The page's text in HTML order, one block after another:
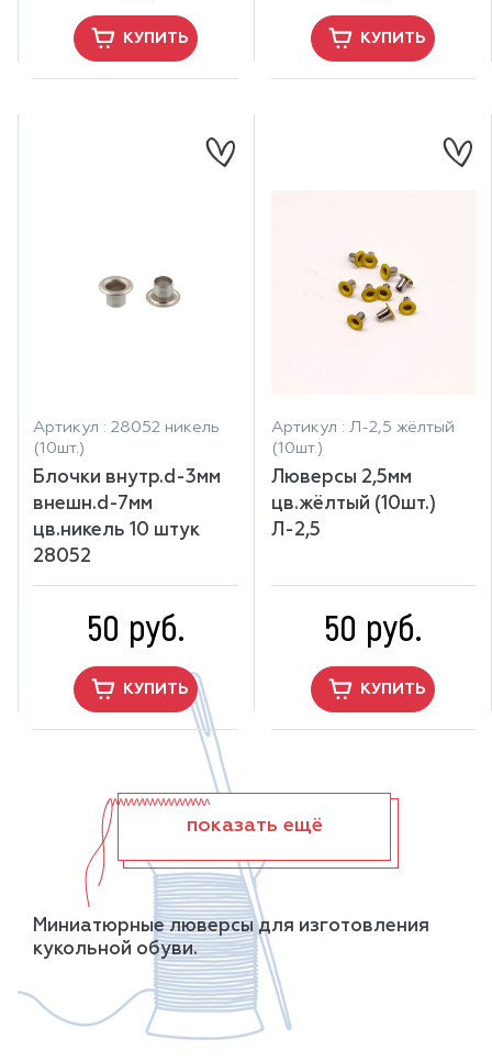
КУПИТЬ КУПИТЬ
Артикул : 28052 никель
(10шт.)
Блочки внутр.d-3мм
внешн.d-7мм
цв.никель 10 штук
28052
50 руб.
КУПИТЬ
Артикул : Л-2,5 жёлтый
(10шт.)
Люверсы 2,5мм
цв.жёлтый (10шт.)
Л-2,5
50 руб.
КУПИТЬ
показать ещё
Миниатюрные люверсы для изготовления
кукольной обуви.